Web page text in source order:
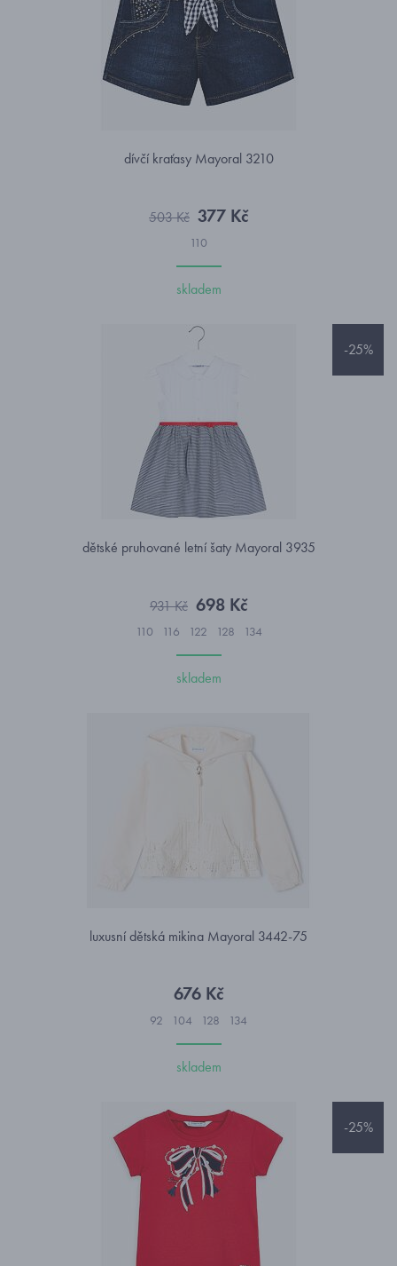
dívčí kraťasy Mayoral 3210
503 Kč 377 Kč
110
skladem
-25%
dětské pruhované letní šaty Mayoral 3935
931 Kč 698 Kč
110 116 122 128 134
skladem
luxusní dětská mikina Mayoral 3442-75
676 Kč
92 104 128 134
skladem
-25%